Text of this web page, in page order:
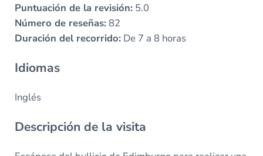
Puntuación de la revisión:5.0
Número de reseñas:82
Duración del recorrido:De 7 a 8 horas
Idiomas
Inglés
Descripción de la visita